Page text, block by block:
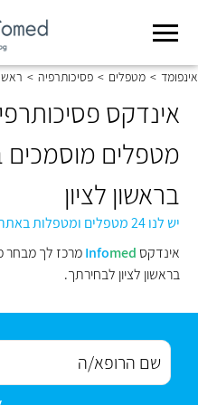
אינפומד > מטפלים > פסיכותרפיה >
אינדקס
מטפלים
בראשון לציון
יש לנו 24 מטפלים ומטפלות באתר
אינדקס
Infomed
מרכז לך מבחר
בראשון לציון לבחירתך.